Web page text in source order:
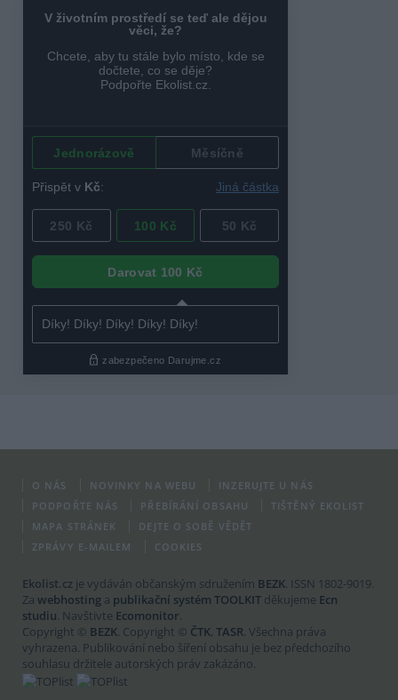
O NÁS NOVINKY NA WEBU
INZERUJTE U NÁS
PODPOŘTE NÁS
PŘEBÍRÁNÍ OBSAHU
TIŠTĚNÝ EKOLIST
MAPA STRÁNEK
DEJTE O SOBĚ VĚDĚT
ZPRÁVY E-MAILEM
COOKIES
Ekolist.cz je vydáván občanským sdružením BEZK. ISSN 1802-9019.
Za webhosting a publikační systém TOOLKIT děkujeme Ecn
studiu. Navštivte Ecomonitor.
Copyright © BEZK. Copyright © ČTK, TASR. Všechna práva
vyhrazena. Publikování nebo šíření obsahu je bez předchozího
souhlasu držitele autorských práv zakázáno.